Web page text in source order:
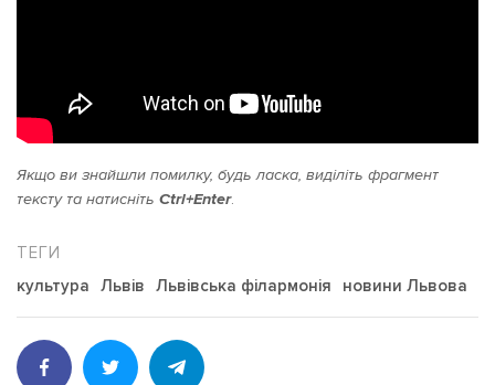
Якщо ви знайшли помилку, будь ласка, виділіть фрагмент
тексту та натисніть Ctrl+Enter.
культура Львів Львівська філармонія новини Львова